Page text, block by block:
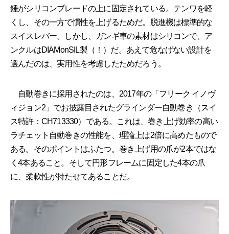
錘がシリコンブレードの上に固定されている。テンワを軽
くし、その一方で慣性を上げるためだ。脱進機は標準的な
スイスレバー。しかし、ガンギ車の素材はシリコンで、ア
ンクルはDIAMonSIL製（！）だ。あえて危なげない設計を
選んだのは、実用性を考慮したためだろう。
自動巻きに採用されたのは、2017年の「フリーク イノヴ
ィジョン2」でお披露目されたグラインダー自動巻き（スイ
ス特許：CH713330）である。これは、巻き上げ効率の高い
ラチェット自動巻きの性能を、理論上は2倍に高めたもので
ある。そのポイントはふたつ。巻き上げ用の爪が2本ではな
く4本あること。そして円形フレームに固定した4本の爪
に、柔軟性が持たせてあることだ。